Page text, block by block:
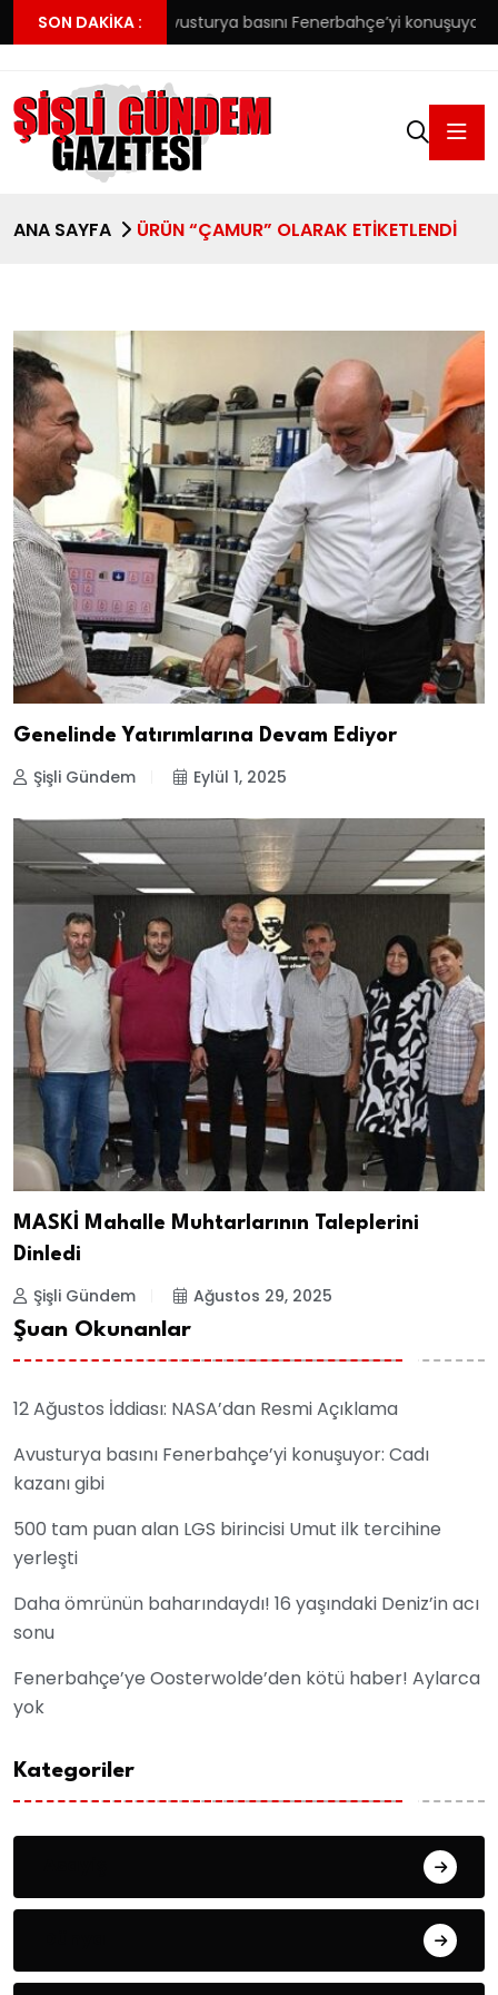
SON DAKIKA :Avusturya basını Fenerbahçe’yi konuşuyor: Cadı
ANA SAYFA ÜRÜN “ÇAMUR” OLARAK ETIKETLENDI
Genelinde Yatırımlarına Devam Ediyor
Şişli Gündem Eylül 1, 2025
MASKİ Mahalle Muhtarlarının Taleplerini
Dinledi
Şişli Gündem
Ağustos 29, 2025
Şuan Okunanlar
12 Ağustos İddiası: NASA’dan Resmi Açıklama
Avusturya basını Fenerbahçe’yi konuşuyor: Cadı
kazanı gibi
500 tam puan alan LGS birincisi Umut ilk tercihine
yerleşti
Daha ömrünün baharındaydı! 16 yaşındaki Deniz’in acı
sonu
Fenerbahçe’ye Oosterwolde’den kötü haber! Aylarca
yok
Kategoriler